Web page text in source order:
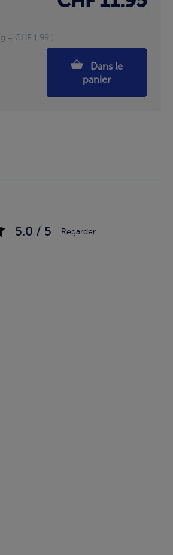
= CHF 1.99 )
panier
5.0 / 5 Regarder